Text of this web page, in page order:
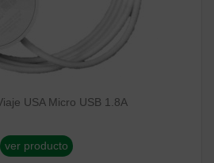
USA Micro USB 1.8A
ver producto